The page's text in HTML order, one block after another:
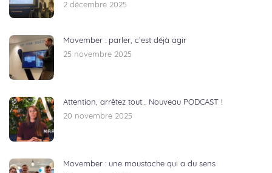
2 décembre 2025
Movember : parler, c’est déjà agir
25 novembre 2025
Attention, arrêtez tout… Nouveau PODCAST !
20 novembre 2025
Movember : une moustache qui a du sens